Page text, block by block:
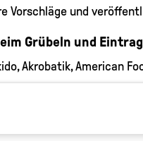
Vorschläge und
Grübeln und
Akrobatik, American